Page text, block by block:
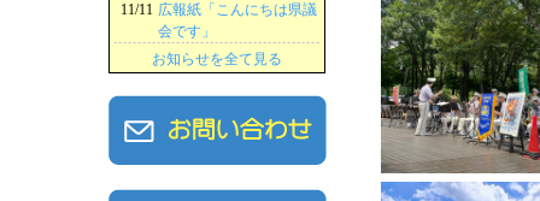
11/11 広報紙「こんにちは県議
会です」
お知らせを全て見る